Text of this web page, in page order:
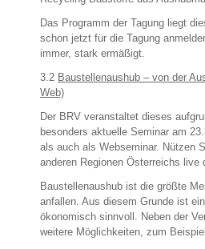
Das Programm der Tagung liegt
schon jetzt für die Tagung
immer, stark ermäßigt.
3.2 Baustellenaushub – von der
Web)
Der BRV veranstaltet dieses
besonders aktuelle Seminar am
als auch als Webseminar. Nützen
anderen Regionen Österreichs live
Baustellenaushub ist die größte
anfallen. Aus diesem Grunde ist
ökonomisch sinnvoll. Neben der
weitere Möglichkeiten, zum